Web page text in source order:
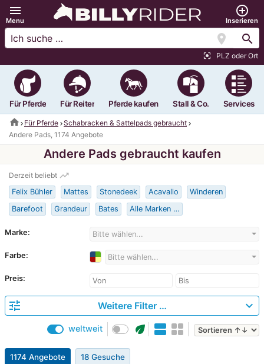
menu
Menu
add_circle_outline
Inserieren
location_on search
center_focus_strong PLZ oder Ort
Für Pferde Für Reiter Pferde kaufen Stall & Co. Services
home Für Pferde Schabracken & Sattelpads gebraucht
Andere Pads, 1174 Angebote
Andere Pads gebraucht kaufen
Derzeit beliebt trending_up
Felix Bühler Mattes Stonedeek Acavallo
Winderen
Barefoot
Grandeur Bates Alle Marken …
Marke: Bitte wählen...
Farbe: Bitte wählen...
Preis:
tune Weitere Filter … expand_more
weltweit eco
1174 Angebote 18 Gesuche